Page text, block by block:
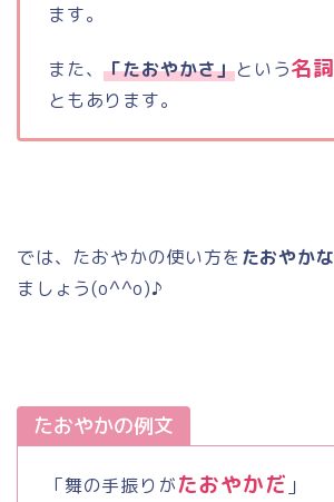
ます。
また、「たおやかさ」という名詞
ともあります。
では、たおやかの使い方を たおやかな
ましょう(o^^o)♪
たおやかの例文
「舞の手振りがたおやかだ 」